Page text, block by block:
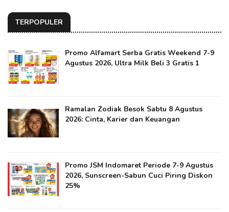
TERPOPULER
Promo Alfamart Serba Gratis Weekend 7-9
Agustus 2026, Ultra Milk Beli 3 Gratis 1
Ramalan Zodiak Besok Sabtu 8 Agustus
2026: Cinta, Karier dan Keuangan
Promo JSM Indomaret Periode 7-9 Agustus
2026, Sunscreen-Sabun Cuci Piring Diskon
25%